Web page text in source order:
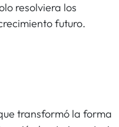
resolviera los
futuro.
transformó la forma